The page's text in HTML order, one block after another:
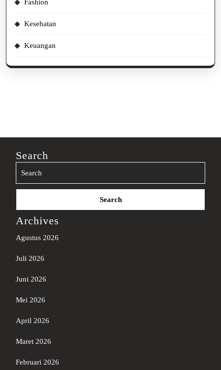
Fashion
Kesehatan
Keuangan
Search
Search
Archives
Agustus 2026
Juli 2026
Juni 2026
Mei 2026
April 2026
Maret 2026
Februari 2026